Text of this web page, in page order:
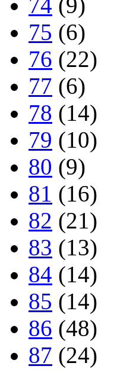
75 (6)
76 (22)
77 (6)
78 (14)
79 (10)
80 (9)
81 (16)
82 (21)
83 (13)
84 (14)
85 (14)
86 (48)
87 (24)